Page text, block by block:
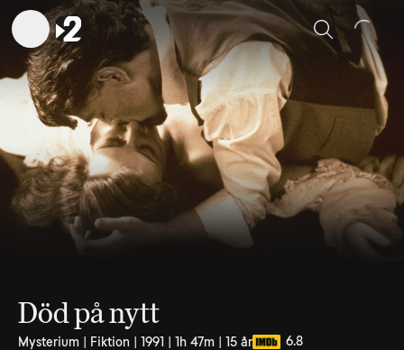
Sök
Död på nytt
Mysterium | Fiktion | 1991 | 1h 47m | 15 år 6.8